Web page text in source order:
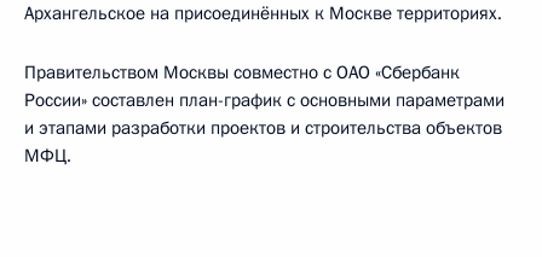
Архангельское на присоединённых к Москве территориях.
Правительством Москвы совместно с ОАО «Сбербанк
России» составлен план-график с основными параметрами
и этапами разработки проектов и строительства объектов
МФЦ.